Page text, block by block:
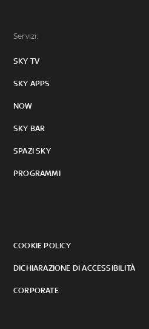
Servizi:
SKY TV
SKY APPS
NOW
SKY BAR
SPAZI SKY
PROGRAMMI
COOKIE POLICY
DICHIARAZIONE DI ACCESSIBILITÀ
CORPORATE